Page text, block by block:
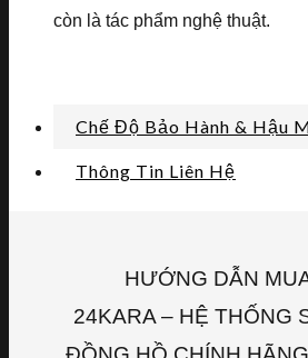
còn là tác phẩm nghệ thuật.
Chế Độ Bảo Hành & Hậu
Thông Tin Liên Hệ
HƯỚNG DẪN
24KARA – HỆ THỐNG